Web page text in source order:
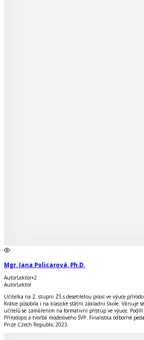
Mgr. Jana Policarová, Ph.D.
AutorLektor+2
AutorLektor
Učitelka na 2. stupni ZŠ s desetiletou praxí ve výuce
Krátce působila i na klasické státní základní škole. Věnuje
učitelů se zaměřením na formativní přístup ve výuce.
Přírodopis a tvorbě modelového ŠVP. Finalistka odborné
Prize Czech Republic 2023.